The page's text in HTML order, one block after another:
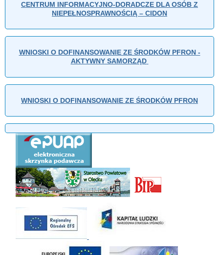
CENTRUM INFORMACYJNO-DORADCZE DLA OSÓB Z
NIEPEŁNOSPRAWNOŚCIĄ – CIDON
WNIOSKI O DOFINANSOWANIE ZE ŚRODKÓW PFRON -
AKTYWNY SAMORZĄD
WNIOSKI O DOFINANSOWANIE ZE ŚRODKÓW PFRON